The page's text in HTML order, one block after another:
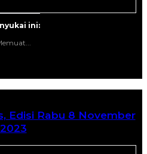
ini:
Edisi Rabu 8 November
2023